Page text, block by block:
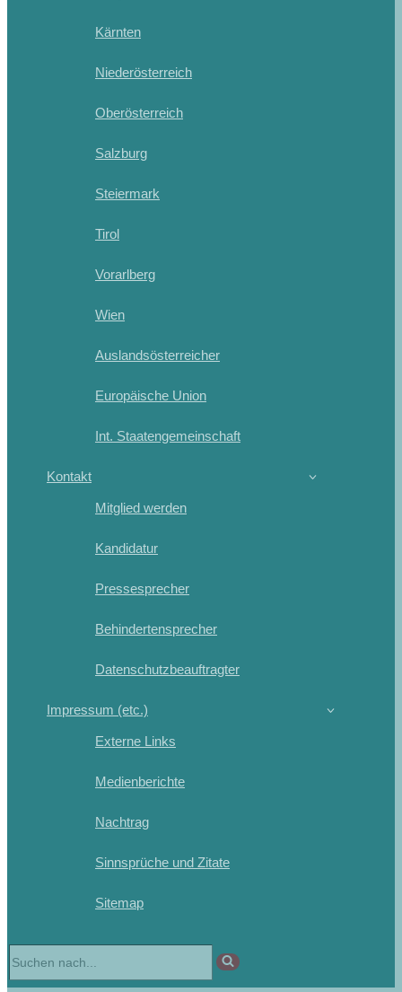
Kärnten
Niederösterreich
Oberösterreich
Salzburg
Steiermark
Tirol
Vorarlberg
Wien
Auslandsösterreicher
Europäische Union
Int. Staatengemeinschaft
Kontakt
Mitglied werden
Kandidatur
Pressesprecher
Behindertensprecher
Datenschutzbeauftragter
Impressum (etc.)
Externe Links
Medienberichte
Nachtrag
Sinnsprüche und Zitate
Sitemap